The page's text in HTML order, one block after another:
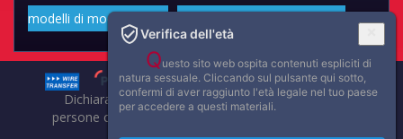
modelli di moda volgari
Dichiarazione di non responsabilità: tutti i membri e le
persone che compaiono su questo sito hanno almeno 18
anni.
Verifica dell'età
Questo sito web ospita contenuti espliciti di
natura sessuale. Cliccando sul pulsante qui sotto,
confermi di aver raggiunto l'età legale nel tuo paese
per accedere a questi materiali.